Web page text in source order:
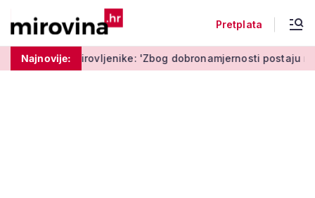
Pretplata
Najnovije:'Zbog dobronamjernosti postaju meta prijevare'